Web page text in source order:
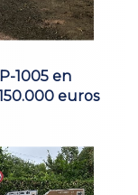
1005 en
euros